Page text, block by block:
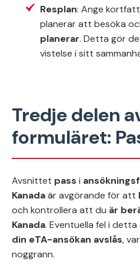
Resplan: Ange
planerar att besöka
planerar. Detta gör
vistelse i sitt
Tredje delen
formuläret:
Avsnittet pass i
Kanadaär avgörande för att
och kontrollera att du är
Kanada. Eventuella fel i
din eTA-ansökan avslås,
noggrann.